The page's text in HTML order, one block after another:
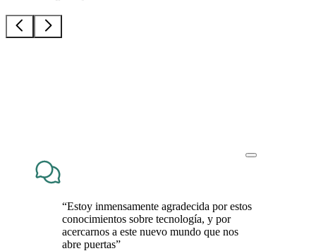
“Estoy inmensamente agradecida por estos
conocimientos sobre tecnología, y por
acercarnos a este nuevo mundo que nos
abre puertas”